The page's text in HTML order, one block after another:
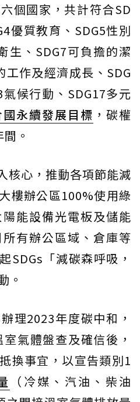
個國家，共計符合SD
優質教育、SDG5性別
生、SDG7可負擔的潔
工作及經濟成長、SDG
候行動、SDG17多元
永續發展目標 ，碳權
。
核心，推動各項節能減
樓辦公區100%使用綠
能設備光電板及儲能
有辦公區域、倉庫等
SDGs「減碳森呼吸，
。
理2023年度碳中和，
氣體盤查及確信後，
換事宜，以宣告類別1
（冷媒、汽油、柴油